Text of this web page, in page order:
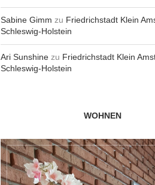
Sabine Gimm zu Friedrichstadt Klein
Schleswig-Holstein
Ari Sunshine zu Friedrichstadt Klein
Schleswig-Holstein
WOHNEN